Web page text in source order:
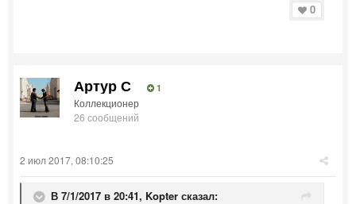
0
Артур С 1
Коллекционер
26 сообщений
2 июл 2017, 08:10:25
В 7/1/2017 в 20:41, Kopter сказал: